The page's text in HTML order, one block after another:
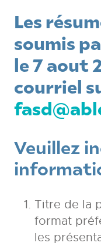
Les
soumis
le 7 aout
courriel
Veuillez
Titre de la
format
les